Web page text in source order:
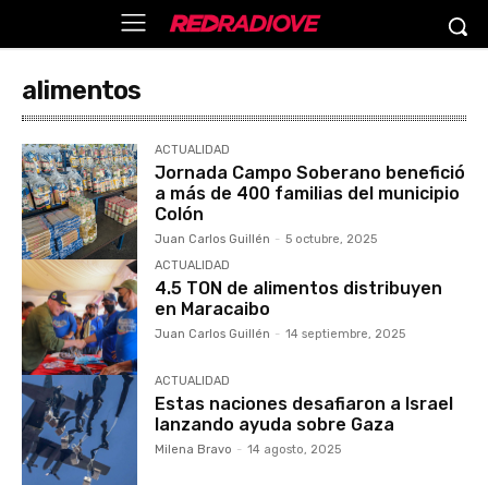
alimentos
ACTUALIDAD
Jornada Campo Soberano benefició
a más de 400 familias del municipio
Colón
Juan Carlos Guillén - 5 octubre, 2025
ACTUALIDAD
4.5 TON de alimentos distribuyen
en Maracaibo
Juan Carlos Guillén - 14 septiembre, 2025
ACTUALIDAD
Estas naciones desafiaron a Israel
lanzando ayuda sobre Gaza
Milena Bravo - 14 agosto, 2025